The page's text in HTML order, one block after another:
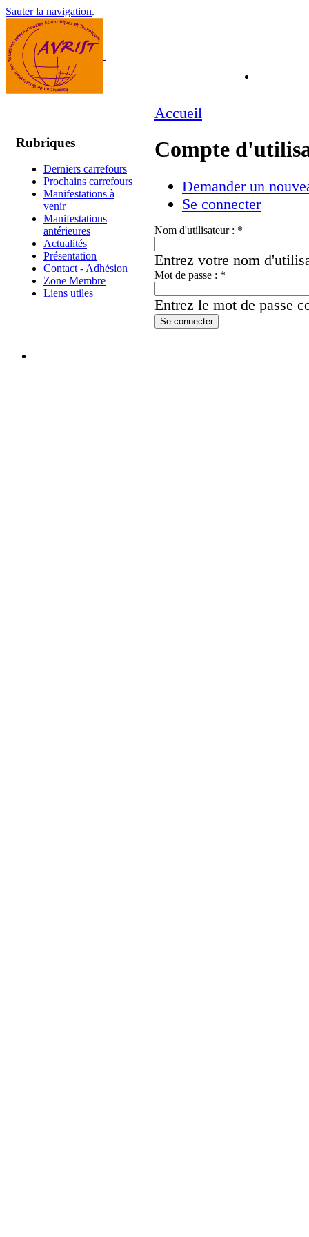
Sauter la navigation.
Rubriques
Derniers carrefours
Prochains carrefours
Manifestations à
venir
Manifestations
antérieures
Actualités
Présentation
Contact - Adhésion
Zone Membre
Liens utiles
Accueil
Compte
Demander un
Se connecter
Nom d'utilisateur : *
Entrez votre nom
Mot de passe : *
Entrez le mot de passe